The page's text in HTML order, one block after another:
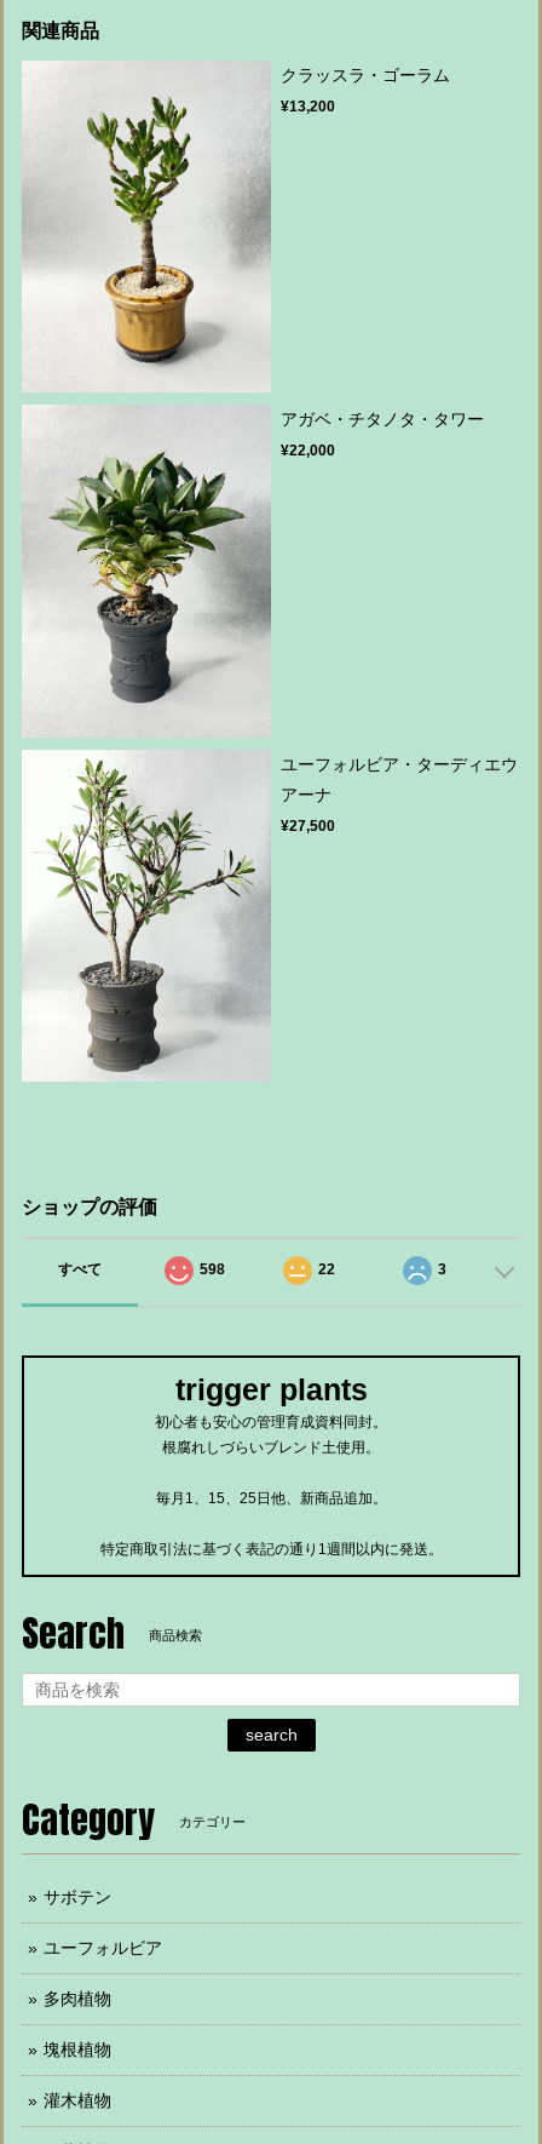
関連商品
クラッスラ・ゴーラム
¥13,200
アガベ・チタノタ・タワー
¥22,000
ユーフォルビア・ターディエウ
アーナ
¥27,500
ショップの評価
すべて 598 22 3
trigger plants
初心者も安心の管理育成資料同封。
根腐れしづらいブレンド土使用。
毎月1、15、25日他、新商品追加。
特定商取引法に基づく表記の通り1週間以内に発送。
Search 商品検索
search
Category カテゴリー
サボテン
ユーフォルビア
多肉植物
塊根植物
灌木植物